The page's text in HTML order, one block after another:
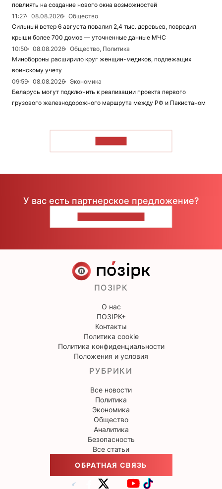
повлиять на создание нового окна возможностей
11:27
08.08.2026
Общество
Сильный ветер 6 августа повалил 2,4 тыс. деревьев, повредил
крыши более 700 домов — уточненные данные МЧС
10:50
08.08.2026
Общество, Политика
Минобороны расширило круг женщин-медиков, подлежащих
воинскому учету
09:59
08.08.2026
Экономика
Беларусь могут подключить к реализации проекта первого
грузового железнодорожного маршрута между РФ и Пакистаном
У вас есть партнерское предложение?
ПОЗІРК
О нас
ПОЗІРК+
Контакты
Политика cookie
Политика конфиденциальности
Положения и условия
РУБРИКИ
Все новости
Политика
Экономика
Общество
Аналитика
Безопасность
Все статьи
ОБРАТНАЯ СВЯЗЬ